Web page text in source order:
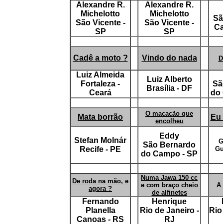
Alexandre R.
Michelotto
São Vicente -
SP
Alexandre R.
Michelotto
São Vicente -
SP
Cadê a moto ? Vindo do nada
Luiz Almeida
Fortaleza -
Ceará
Luiz Alberto
Brasília - DF
do
Mata borrão
O macacão que
encolheu
Stefan Molnár
Recife - PE
Eddy
São Bernardo
do Campo - SP
De roda na mão, e
agora ?
Numa Jawa 150 cc
e com braço cheio
de alfinetes
A
Fernando
Planella
Canoas - RS
Henrique
Rio de Janeiro -
RJ